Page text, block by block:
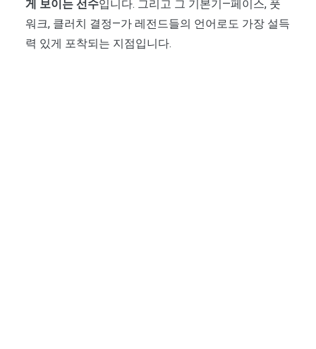
게 보이는 선수입니다. 그리고 그 기본기—페이스, 풋
워크, 클러치 결정—가 레전드들의 언어로도 가장 설득
력 있게 포착되는 지점입니다.